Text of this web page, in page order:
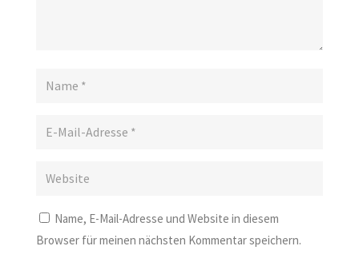
Name, E-Mail-Adresse und Website in diesem
Browser für meinen nächsten Kommentar speichern.